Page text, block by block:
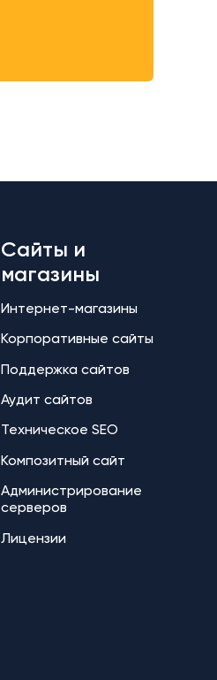
Сайты и
магазины
Интернет-магазины
Корпоративные сайты
Поддержка сайтов
Аудит сайтов
Техническое SEO
Композитный сайт
Администрирование
серверов
Лицензии